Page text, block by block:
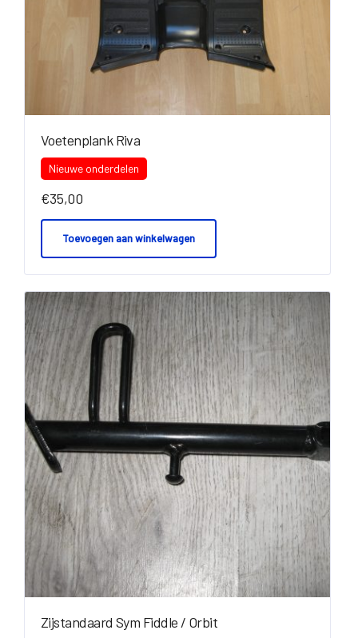
Voetenplank Riva
Nieuwe onderdelen
€35,00
Toevoegen aan winkelwagen
Zijstandaard Sym Fiddle / Orbit